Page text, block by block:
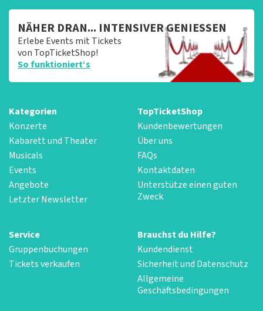
NÄHER DRAN... INTENSIVER GENIESSEN
Erlebe Events mit Tickets
von TopTicketShop!
So funktioniert‘s
Kategorien
Konzerte
Kabarett und Theater
Musicals
Events
Angebote
Letzter Newsletter
TopTicketShop
Kundenbewertungen
Über uns
FAQs
Kontaktdaten
Unterstütze einen guten
Zweck
Service
Gruppenbuchungen
Tickets verkaufen
Brauchst du Hilfe?
Kundendienst
Sicherheit und Datenschutz
Allgemeine
Geschäftsbedingungen